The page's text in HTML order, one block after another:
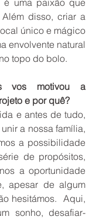
é uma paixão que
disso, criar a
único e mágico
envolvente natural
topo do bolo.
vos motivou a
e por quê?
e antes de tudo,
a nossa família,
a possibilidade
de propósitos,
a oportunidade
apesar de algum
hesitámos.  Aqui,
sonho, desafiar-